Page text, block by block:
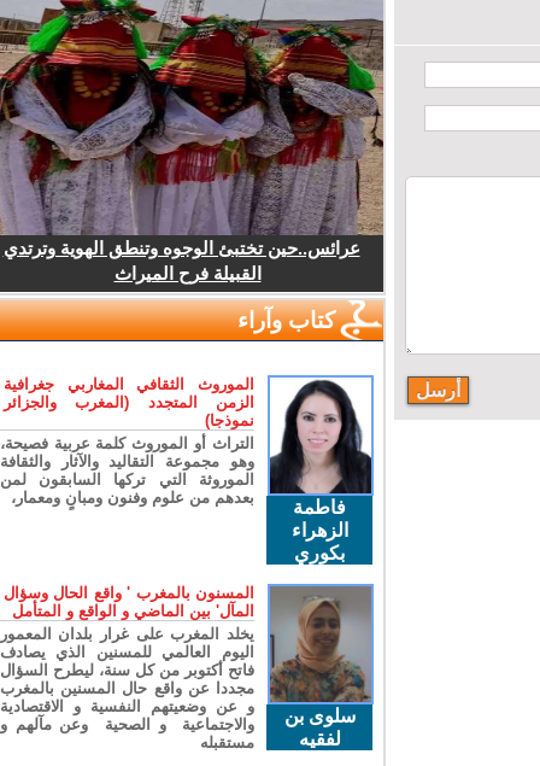
عرائس..حين تختبئ الوجوه وتنطق الهوية وترتدي
القبيلة فرح الميراث
كتاب وآراء
فاطمة
الزهراء
بكوري
الموروث الثقافي المغاربي جغرافية
الزمن المتجدد (المغرب والجزائر
نموذجا)
التراث أو الموروث كلمة عربية فصيحة،
وهو مجموعة التقاليد والآثار والثقافة
الموروثة التي تركها السابقون لمن
بعدهم من علوم وفنون ومبانٍ ومعمار،
سلوى بن
لفقيه
المسنون بالمغرب ' واقع الحال وسؤال
المآل' بين الماضي و الواقع و المتأمل
يخلد المغرب على غرار بلدان المعمور
اليوم العالمي للمسنين الذي يصادف
فاتح أكتوبر من كل سنة، ليطرح السؤال
مجددا عن واقع حال المسنين بالمغرب
و عن وضعيتهم النفسية و الاقتصادية
والاجتماعية و الصحية وعن مآلهم و
مستقبله